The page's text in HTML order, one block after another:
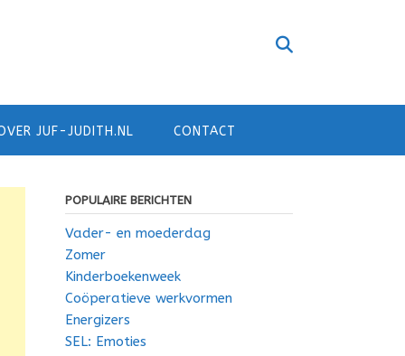
JUF-JUDITH.NL CONTACT
POPULAIRE BERICHTEN
Vader- en moederdag
Zomer
Kinderboekenweek
Coöperatieve werkvormen
Energizers
SEL: Emoties